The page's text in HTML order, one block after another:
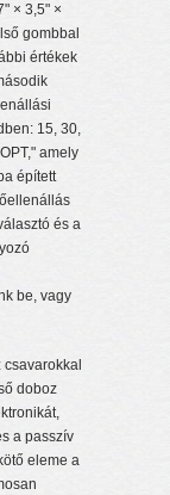
× 3,5" ×
gombbal
értékek
15, 30,
amely
épített
és a
be, vagy
doboz
a passzív
eleme a